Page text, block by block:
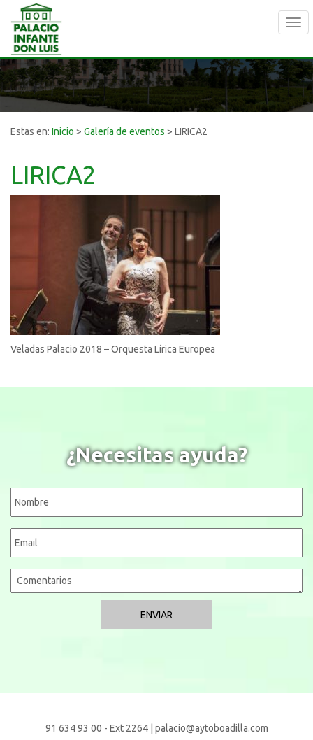
Estas en: Inicio > Galería de eventos > LIRICA2
LIRICA2
Veladas Palacio 2018 – Orquesta Lírica Europea
¿Necesitas ayuda?
91 634 93 00 - Ext 2264| palacio@aytoboadilla.com